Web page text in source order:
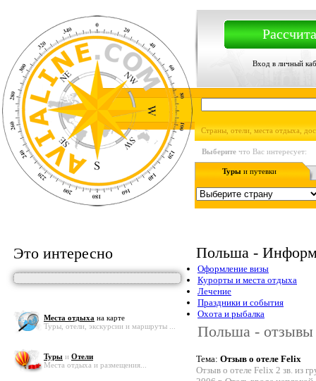
Вход в личный
Страны, отели, места отдыха,
Выберите что Вас интересует:
Туры и путевки
Это интересно
Места отдыха на карте
Туры, отели, экскурсии и маршруты ...
Туры и Отели
Места отдыха и размещения...
Польша -
Оформление визы
Курорты и места отдыха
Лечение
Праздники и события
Охота и рыбалка
Польша - отзывы
Тема: Отзыв о отеле Felix
Отзыв о отеле Felix 2 зв. из